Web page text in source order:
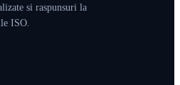
si raspunsuri la
ISO.